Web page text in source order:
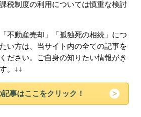
税制度の利用については慎重な検討
不動産売却」「孤独死の相続」につ
い方は、当サイト内の全ての記事を
ださい。ご自身の知りたい情報がき
。↓↓
事はここをクリック！